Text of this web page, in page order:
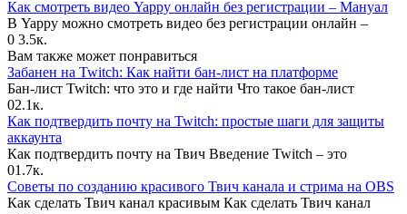
Как смотреть видео Yappy онлайн без регистрации – Мануал
В Yappy можно смотреть видео без регистрации онлайн –
0 3.5к.
Вам также может понравиться
Забанен на Twitch: Как найти бан-лист на платформе
Бан-лист Twitch: что это и где найти Что такое бан-лист
02.1к.
Как подтвердить почту на Twitch: простые шаги для защиты
аккаунта
Как подтвердить почту на Твич Введение Twitch – это
01.7к.
Советы по созданию красивого Твич канала и стрима на OBS
Как сделать Твич канал красивым Как сделать Твич канал